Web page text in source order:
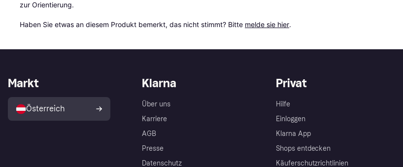
zur Orientierung.
Haben Sie etwas an diesem Produkt bemerkt, das nicht stimmt? Bitte melde sie hier.
Klarna
Über uns
Karriere
AGB
Presse
Datenschutz
Privat
Hilfe
Einloggen
Klarna App
Shops entdecken
Käuferschutzrichtlinien
Markt
Österreich